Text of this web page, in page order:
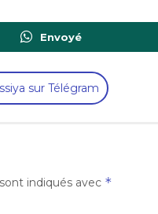
Envoyé
sur Télégram
indiqués avec *